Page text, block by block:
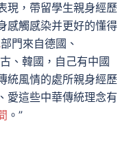
現，帶留學生親身經歷
感觸感染并更好的懂得
部門來自德國、
、韓國，自己有中國
統風情的處所親身經歷
愛這些中華傳統理念有
。”